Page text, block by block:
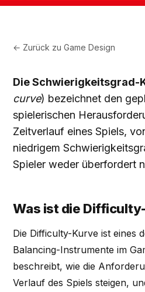
← Zurück zuGame Design
Die Schwierigkeitsgrad-
curve) bezeichnet den
spielerischen
Zeitverlauf eines Spiels,
niedrigem
Spieler weder überfordert
Was ist die
Die Difficulty-Kurve ist eines
Balancing-Instrumente im
beschreibt, wie die
Verlauf des Spiels steigen,